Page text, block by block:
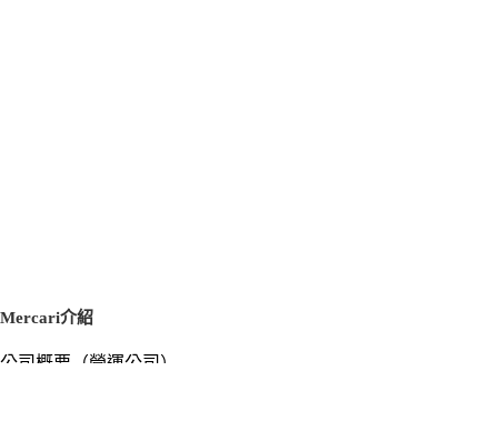
Mercari介紹
公司概要（營運公司）